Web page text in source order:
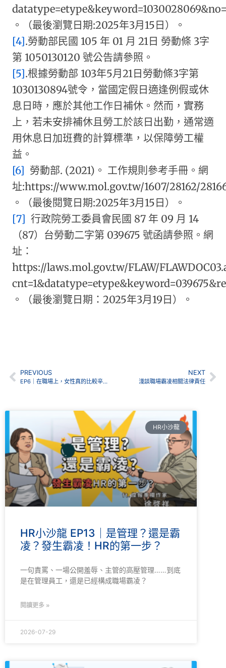
。（最後瀏覽日期:2025年3月15日）。
[4].勞動部民國 105 年 01 月 21日 勞動條 3字
第 1050130120 號公告請參照。
[5].根據勞動部 103年5月21日勞動條3字第
1030130894號令，當國定假日適逢例假或休
息日時，應於其他工作日補休。​然而，實務
上，若未安排補休且勞工於該日出勤，通常適
用休息日加班費的計算標準，以保障勞工權
益。
[6] 勞動部. (2021)。 工作規則參考手冊。網
址:https://www.mol.gov.tw/1607/28162/
。（最後閱覽日期:2025年3月15日）。
[7] 行政院勞工委員會民國 87 年 09 月 14
（87）台勞動二字第 039675 號函請參照。網
址：
https://laws.mol.gov.tw/FLAW/
。（最後瀏覽日期：2025年3月19日）。
PREVIOUS
EP6｜在職場上，女性真的比較辛苦嗎？(下)
NEXT
淺談職場霸凌相關法律責任
HR小沙龍
HR小沙龍 EP13｜是管理？還是霸
凌？發生霸凌！HR的第一步？
一句責罵、一場公開羞辱、主管的高壓管理……到底
是在管理員工，還是已經構成職場霸凌？
閱讀更多 »
2026-07-29